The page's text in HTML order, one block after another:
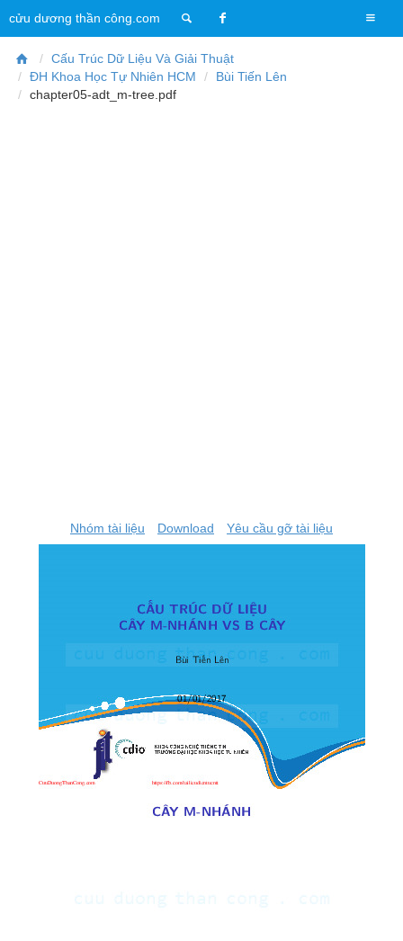
T
o
cửu dương thần công.com
Cấu Trúc Dữ Liệu Và Giải Thuật
ĐH Khoa Học Tự Nhiên HCM
Bùi Tiến Lên
chapter05-adt_m-tree.pdf
Nhóm tài liệu Download Yêu cầu gỡ tài liệu